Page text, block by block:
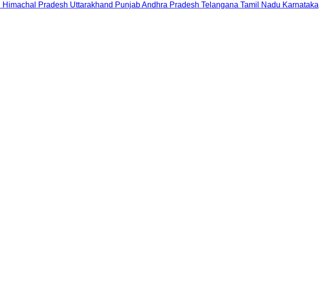
Himachal Pradesh Uttarakhand PunjabAndhra Pradesh Telangana Tamil Nadu Karnataka